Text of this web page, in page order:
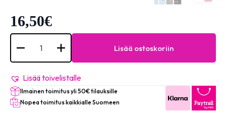
16,50€
HAIRMATE
Ultimate
strong
spray
300ml
määrä
Lisää ostoskoriin
Lisää toivelistalle
Ilmainen toimitus yli 50€ tilauksille
Nopea toimitus kaikkialle Suomeen